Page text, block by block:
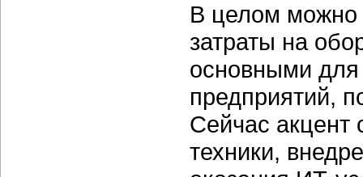
В целом можно
затраты на
основными
предприятий,
Сейчас акцент
техники,